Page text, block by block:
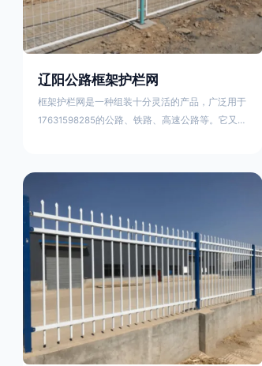
辽阳公路框架护栏网
框架护栏网是一种组装十分灵活的产品，广泛用于
17631598285的公路、铁路、高速公路等。它又被
而成，具有防腐、抗锈、美观等特点 。框架护栏
理(换填夯实),顺坡和开挖基坑，立柱临时定位，安
装防护栏网片，浇筑立柱混泥土基础，护栏网整体
紧固及调整 。框架护栏网的规格包括以下内容：